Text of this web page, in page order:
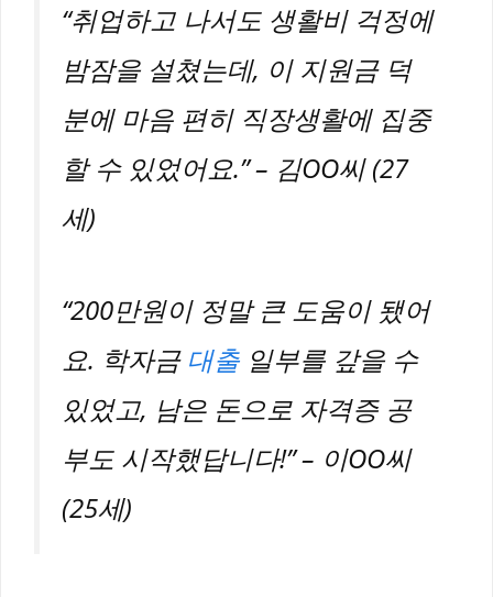
“취업하고 나서도 생활비 걱정에
밤잠을 설쳤는데, 이 지원금 덕
분에 마음 편히 직장생활에 집중
할 수 있었어요.” – 김OO씨 (27
세)
“200만원이 정말 큰 도움이 됐어
요. 학자금 대출 일부를 갚을 수
있었고, 남은 돈으로 자격증 공
부도 시작했답니다!” – 이OO씨
(25세)